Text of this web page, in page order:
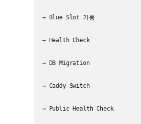
→ Blue Slot 기동
→ Health Check
→ DB Migration
→ Caddy Switch
→ Public Health Check